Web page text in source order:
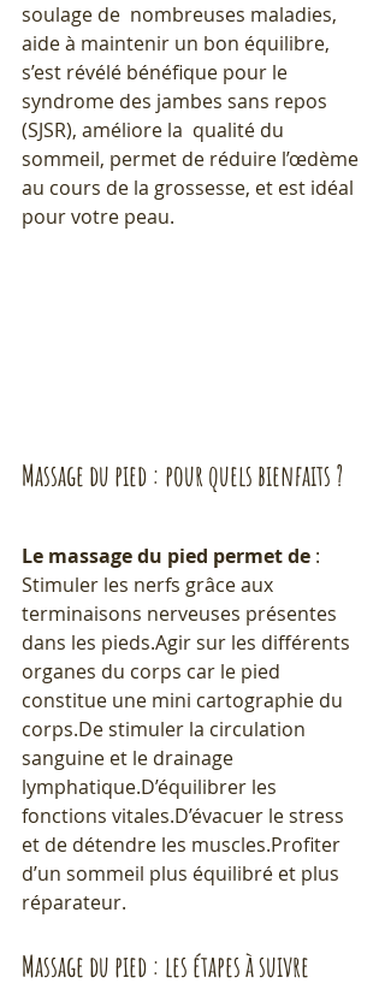
soulage de  nombreuses maladies,
aide à maintenir un bon équilibre,
s’est révélé bénéfique pour le
syndrome des jambes sans repos
(SJSR), améliore la  qualité du
sommeil, permet de réduire l’œdème
au cours de la grossesse, et est idéal
pour votre peau.
Massage du pied : pour quels bienfaits ?
Le massage du pied permet de :
Stimuler les nerfs grâce aux
terminaisons nerveuses présentes
dans les pieds.Agir sur les différents
organes du corps car le pied
constitue une mini cartographie du
corps.De stimuler la circulation
sanguine et le drainage
lymphatique.D’équilibrer les
fonctions vitales.D’évacuer le stress
et de détendre les muscles.Profiter
d’un sommeil plus équilibré et plus
réparateur.
Massage du pied : les étapes à suivre